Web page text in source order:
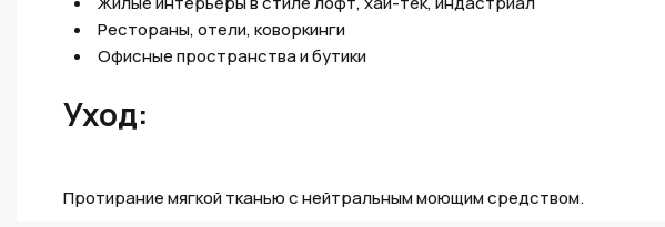
Рестораны, отели, коворкинги
Офисные пространства и бутики
Уход:
Протирание мягкой тканью с нейтральным моющим средством.